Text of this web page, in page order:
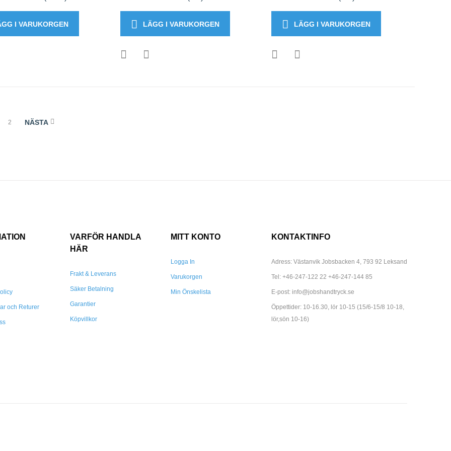
I VARUKORGEN LÄGG I VARUKORGEN LÄGG I VARUKORGEN
2 NÄSTA
och Returer
VARFÖR HANDLA
HÄR
Frakt & Leverans
Säker Betalning
Garantier
Köpvillkor
MITT KONTO
Logga In
Varukorgen
Min Önskelista
KONTAKTINFO
Adress: Västanvik Jobsbacken 4, 793 92 Leksand
Tel: +46-247-122 22 +46-247-144 85
E-post: info@jobshandtryck.se
Öppettider: 10-16.30, lör 10-15 (15/6-15/8 10-18,
lör,sön 10-16)